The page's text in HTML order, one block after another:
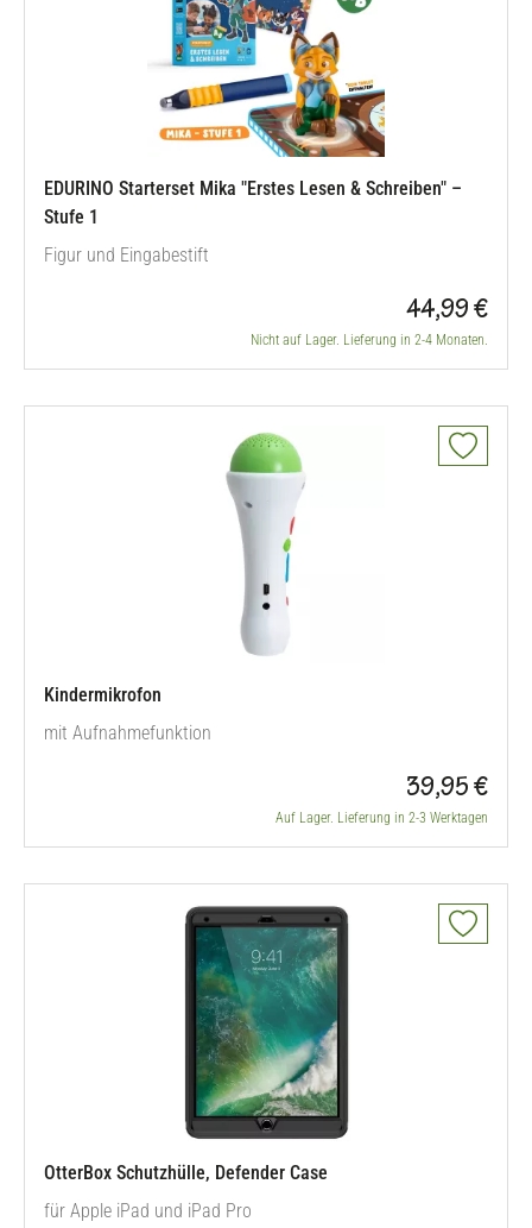
EDURINO Starterset Mika "Erstes Lesen & Schreiben" –
Stufe 1
Figur und Eingabestift
44,99 €
Nicht auf Lager. Lieferung in 2-4 Monaten.
Kindermikrofon
mit Aufnahmefunktion
39,95 €
Auf Lager. Lieferung in 2-3 Werktagen
OtterBox Schutzhülle, Defender Case
für Apple iPad und iPad Pro